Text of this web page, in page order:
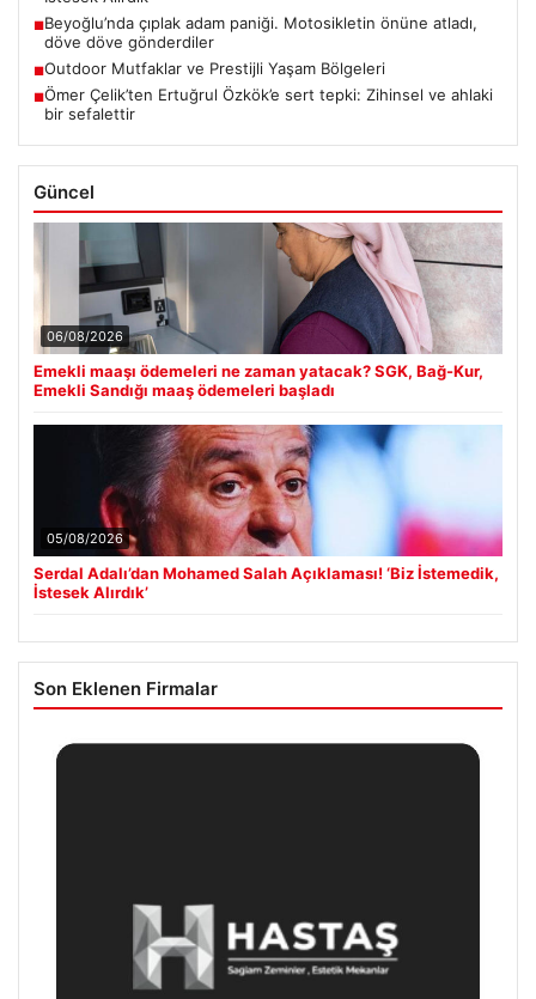
■Beyoğlu’nda çıplak adam paniği. Motosikletin önüne atladı,
döve döve gönderdiler
■Outdoor Mutfaklar ve Prestijli Yaşam Bölgeleri
■Ömer Çelik’ten Ertuğrul Özkök’e sert tepki: Zihinsel ve ahlaki
bir sefalettir
Güncel
06/08/2026
Emekli maaşı ödemeleri ne zaman yatacak? SGK, Bağ-Kur,
Emekli Sandığı maaş ödemeleri başladı
05/08/2026
Serdal Adalı’dan Mohamed Salah Açıklaması! ‘Biz İstemedik,
İstesek Alırdık’
Son Eklenen Firmalar